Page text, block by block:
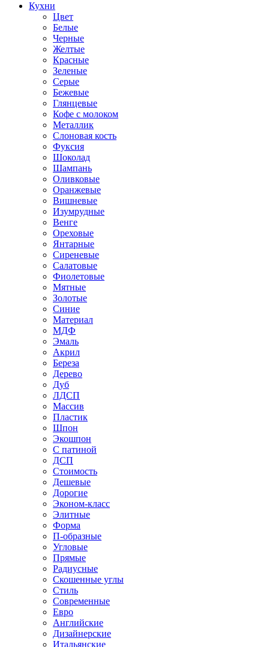
Кухни
Цвет
Белые
Черные
Желтые
Красные
Зеленые
Серые
Бежевые
Глянцевые
Кофе с молоком
Металлик
Слоновая кость
Фуксия
Шоколад
Шампань
Оливковые
Оранжевые
Вишневые
Изумрудные
Венге
Ореховые
Янтарные
Сиреневые
Салатовые
Фиолетовые
Мятные
Золотые
Синие
Материал
МДФ
Эмаль
Акрил
Береза
Дерево
Дуб
ЛДСП
Массив
Пластик
Шпон
Экошпон
С патиной
ДСП
Стоимость
Дешевые
Дорогие
Эконом-класс
Элитные
Форма
П-образные
Угловые
Прямые
Радиусные
Скошенные углы
Стиль
Современные
Евро
Английские
Дизайнерские
Итальянские